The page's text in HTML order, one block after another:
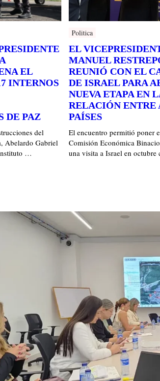
EL
INTERNOS
DE PAZ
del
Abelardo Gabriel
…
Politica
EL
MANUEL
REUNIÓ CON EL
DE ISRAEL PARA
NUEVA ETAPA EN
RELACIÓN ENTRE
PAÍSES
El encuentro permitió poner
Comisión Económica
una visita a Israel en